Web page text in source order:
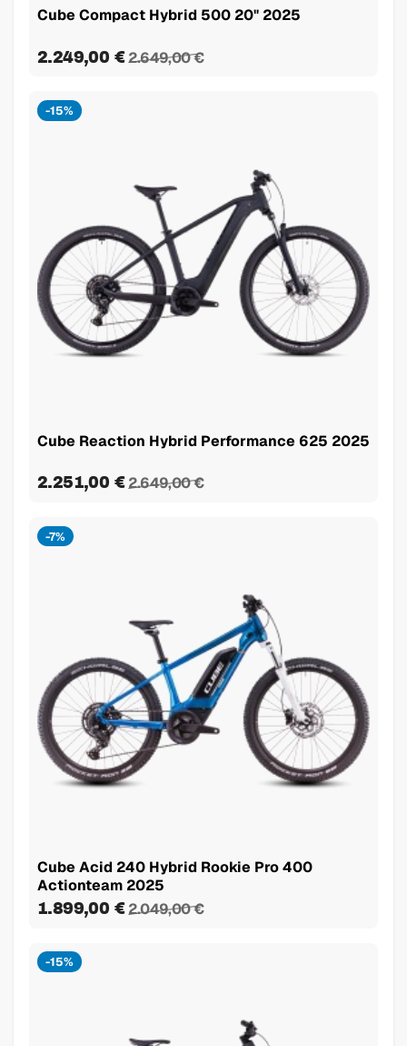
Cube Compact Hybrid 500 20" 2025
2.249,00 € 2.649,00 €
-15%
Cube Reaction Hybrid Performance 625 2025
2.251,00 € 2.649,00 €
-7%
Cube Acid 240 Hybrid Rookie Pro 400
Actionteam 2025
1.899,00 € 2.049,00 €
-15%